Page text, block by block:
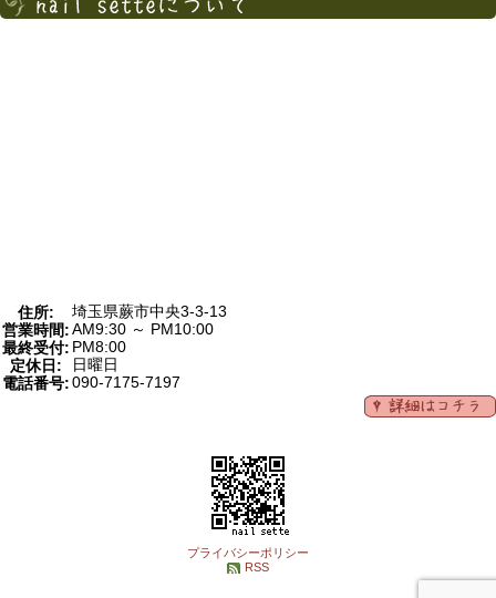
住所:
埼玉県蕨市中央3-3-13
営業時間:AM9:30 ～ PM10:00
最終受付: PM8:00
定休日:
日曜日
電話番号:090-7175-7197
プライバシーポリシー
RSS